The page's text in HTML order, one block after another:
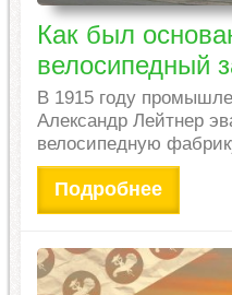
Как был
велосипедный
В 1915 году
Александр Лейтнер
велосипедную
Подробнее